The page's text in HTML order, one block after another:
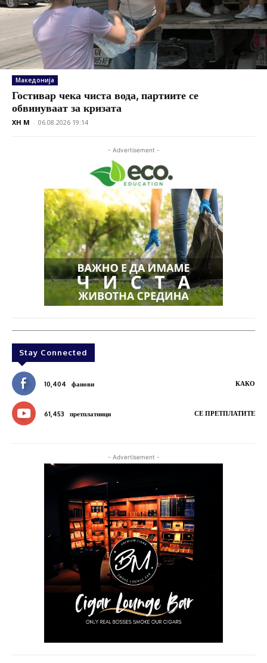
Македонија
Гостивар чека чиста вода, партиите се
обвинуваат за кризата
XH M - 06.08.2026 19:14
- Advertisement -
Stay Connected
10,404 фанови КАКО
61,453 претплатници СЕ ПРЕТПЛАТИТЕ
- Advertisement -